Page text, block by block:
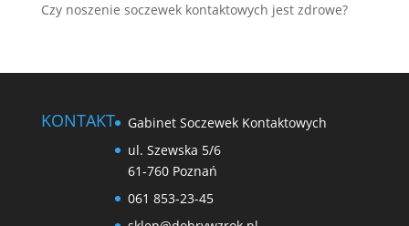
Czy noszenie soczewek kontaktowych jest zdrowe?
KONTAKT
Gabinet Soczewek Kontaktowych
ul. Szewska 5/6
61-760 Poznań
061 853-23-45